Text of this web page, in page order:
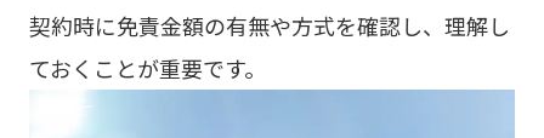
契約時に免責金額の有無や方式を確認し、理解し
ておくことが重要です。